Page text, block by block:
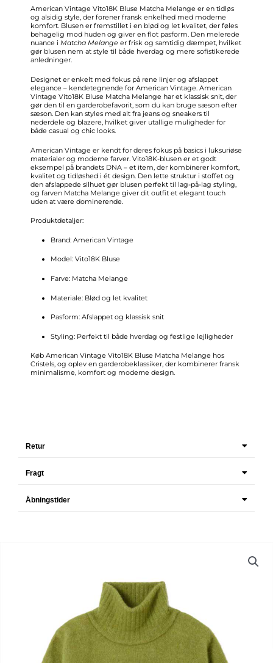
American Vintage Vito18K Bluse Matcha Melange er en tidløs
og alsidig style, der forener fransk enkelhed med moderne
komfort. Blusen er fremstillet i en blød og let kvalitet, der føles
behagelig mod huden og giver en flot pasform. Den melerede
nuance i Matcha Melange er frisk og samtidig dæmpet, hvilket
gør blusen nem at style til både hverdag og mere sofistikerede
anledninger.
Designet er enkelt med fokus på rene linjer og afslappet
elegance – kendetegnende for American Vintage. American
Vintage Vito18K Bluse Matcha Melange har et klassisk snit, der
gør den til en garderobefavorit, som du kan bruge sæson efter
sæson. Den kan styles med alt fra jeans og sneakers til
nederdele og blazere, hvilket giver utallige muligheder for
både casual og chic looks.
American Vintage er kendt for deres fokus på basics i luksuriøse
materialer og moderne farver. Vito18K-blusen er et godt
eksempel på brandets DNA – et item, der kombinerer komfort,
kvalitet og tidløshed i ét design. Den lette struktur i stoffet og
den afslappede silhuet gør blusen perfekt til lag-på-lag styling,
og farven Matcha Melange giver dit outfit et elegant touch
uden at være dominerende.
Produktdetaljer:
Brand: American Vintage
Model: Vito18K Bluse
Farve: Matcha Melange
Materiale: Blød og let kvalitet
Pasform: Afslappet og klassisk snit
Styling: Perfekt til både hverdag og festlige lejligheder
Køb American Vintage Vito18K Bluse Matcha Melange hos
Cristels, og oplev en garderobeklassiker, der kombinerer fransk
minimalisme, komfort og moderne design.
Retur
Fragt
Åbningstider